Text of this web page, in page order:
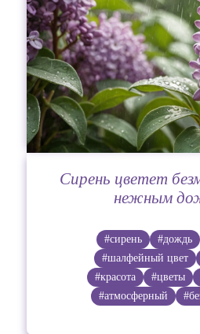
Сирень цветет
нежным
#сирень #дождь
#шалфейный цвет
#красота
#цветы
#атмосферный